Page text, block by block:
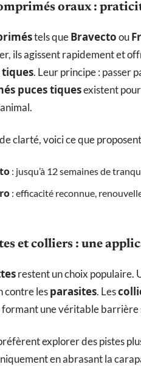
oraux :
tels queBravectoou
ils agissent rapidement et
tiques. Leur principe : passer
puces tiquesexistent
clarté, voici ce que
: jusqu’à 12 semaines de
: efficacité reconnue,
et colliers : une
restent un choix populaire.
contre lesparasites. Les
une véritable barrière
explorer des pistes
en abrasant la